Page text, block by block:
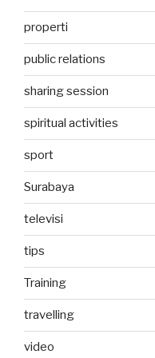
properti
public relations
sharing session
spiritual activities
sport
Surabaya
televisi
tips
Training
travelling
video